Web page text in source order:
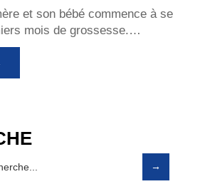
et son bébé commence à se
mois de grossesse.…